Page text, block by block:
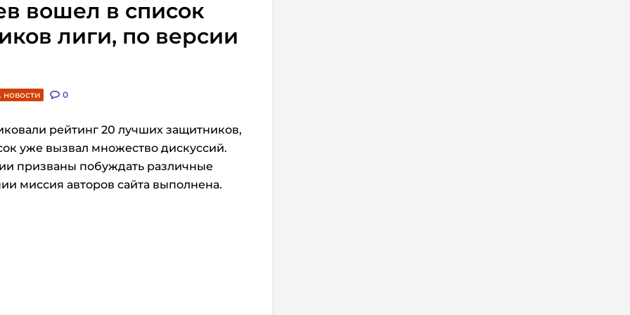
вошел в список
лиги, по версии
новости 0
рейтинг 20 лучших защитников,
уже вызвал множество дискуссий.
призваны побуждать различные
миссия авторов сайта выполнена.